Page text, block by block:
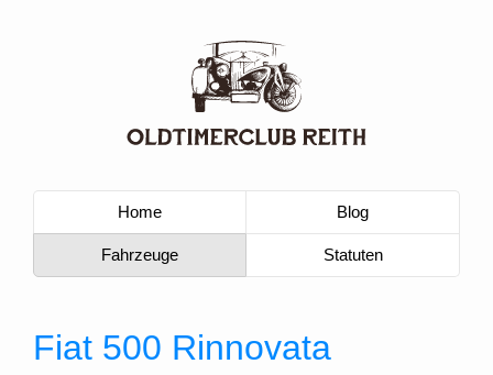
Home Blog
Fahrzeuge Statuten
Fiat 500 Rinnovata